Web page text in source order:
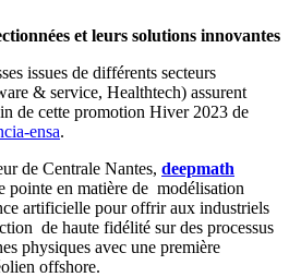
et leurs solutions innovantes
issues de différents secteurs
& service, Healthtech) assurent
de cette promotion Hiver 2023 de
ensa.
de Centrale Nantes, deepmath
pointe en matière de modélisation
artificielle pour offrir aux industriels
de haute fidélité sur des processus
physiques avec une première
offshore.